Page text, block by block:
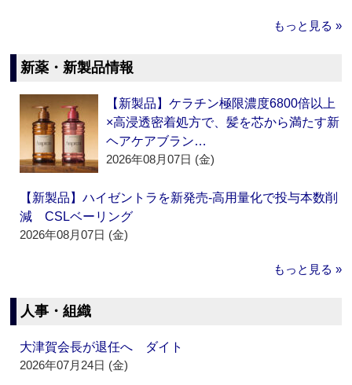
もっと見る »
新薬・新製品情報
【新製品】ケラチン極限濃度6800倍以上
×高浸透密着処方で、髪を芯から満たす新
ヘアケアブラン…
2026年08月07日 (金)
【新製品】ハイゼントラを新発売‐高用量化で投与本数削
減 CSLベーリング
2026年08月07日 (金)
もっと見る »
人事・組織
大津賀会長が退任へ ダイト
2026年07月24日 (金)